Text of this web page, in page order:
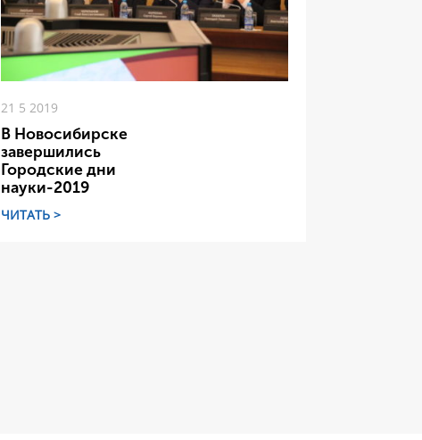
21 5 2019
В Новосибирске
завершились
Городские дни
науки-2019
ЧИТАТЬ >